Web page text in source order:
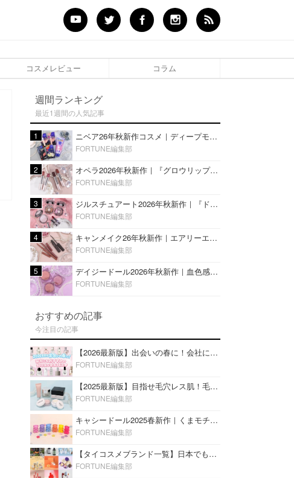
コスメレビュー コラム
週間ランキング
最近1週間の人気記事
1 ニベア26年秋新作コスメ｜ディープモイスチャーリップの美容液タイプや2in1ボディクリームスクラブも
FORTUNE編集部
2 オペラ2026年秋新作｜『グロウリップティント』の新色・限定色はローズジャムカラー♡全4色をレビュー
FORTUNE編集部
3 ジルスチュアート2026年秋新作｜『ドレスドブルーム アイズ』新色や限定ハイライト・リップをレビュー
FORTUNE編集部
4 キャンメイク26年秋新作｜エアリーエクステンションライナー＆カールスナイパーマスカラ新色をレビュー
FORTUNE編集部
5 デイジードール2026年秋新作｜血色感が可愛い♡『パウダー ブラッシュ ブルーム』新3色をレビュー
FORTUNE編集部
おすすめの記事
今注目の記事
【2026最新版】出会いの春に！会社にもおすすめの好印象な香水14選♡ビジネスの場での香水マナーも
FORTUNE編集部
【2025最新版】目指せ毛穴レス肌！毛穴を埋めて隠す「おすすめ部分用下地＆プライマー」ランキング♡
FORTUNE編集部
キャシードール2025春新作｜くまモチーフのミニリップ「シャイニーベア リップモイスト」をレビュー♡
FORTUNE編集部
【タイコスメブランド一覧】日本でも人気沸騰中の“タイコスメ”ブランド20選！
FORTUNE編集部